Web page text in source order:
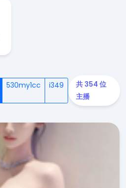
530my1cc i349
共 354 位
主播